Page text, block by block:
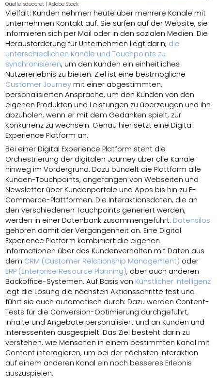
Quelle: sdecoret | Adobe Stock
Vielfalt: Kunden nehmen heute über mehrere Kanäle mit
Unternehmen Kontakt auf. Sie surfen auf der Website, sie
informieren sich per Mail oder in den sozialen Medien. Die
Herausforderung für Unternehmen liegt darin, die
unterschiedlichen Kanäle und Touchpoints zu
synchronisieren, um den Kunden ein einheitliches
Nutzererlebnis zu bieten. Ziel ist eine bestmögliche
Customer Journey mit einer abgestimmten,
personalisierten Ansprache, um den Kunden von den
eigenen Produkten und Leistungen zu überzeugen und ihn
abzuholen, wenn er mit dem Gedanken spielt, zur
Konkurrenz zu wechseln. Genau hier setzt eine Digital
Experience Platform an.
Bei einer Digital Experience Platform steht die
Orchestrierung der digitalen Journey über alle Kanäle
hinweg im Vordergrund. Dazu bündelt die Plattform alle
Kunden-Touchpoints, angefangen von Webseiten und
Newsletter über Kundenportale und Apps bis hin zu E-
Commerce-Plattformen. Die Interaktionsdaten, die an
den verschiedenen Touchpoints generiert werden,
werden in einer Datenbank zusammengeführt. Datensilos
gehören damit der Vergangenheit an. Eine Digital
Experience Platform kombiniert die eigenen
Informationen über das Kundenverhalten mit Daten aus
dem CRM (Customer Relationship Management) oder
ERP (Enterprise Resource Planning), aber auch anderen
Backoffice-Systemen. Auf Basis von Künstlicher Intelligenz
legt die Lösung die nächsten Aktionsschritte fest und
führt sie auch automatisch durch: Dazu werden Content-
Tests für die Conversion-Optimierung durchgeführt,
Inhalte und Angebote personalisiert und an Kunden und
Interessenten ausgespielt. Das Ziel besteht darin zu
verstehen, wie Menschen in einem bestimmten Kanal mit
Content interagieren, um bei der nächsten Interaktion
auf einem anderen Kanal ein noch besseres Erlebnis
auszuspielen.